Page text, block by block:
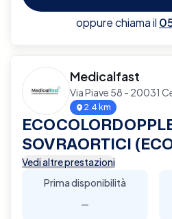
oppure chiama il
Medicalfast
Via Piave 58 - 20031
2.4 km
SOVRAORTICI
Vedi altre prestazioni
Prima disponibilità
-